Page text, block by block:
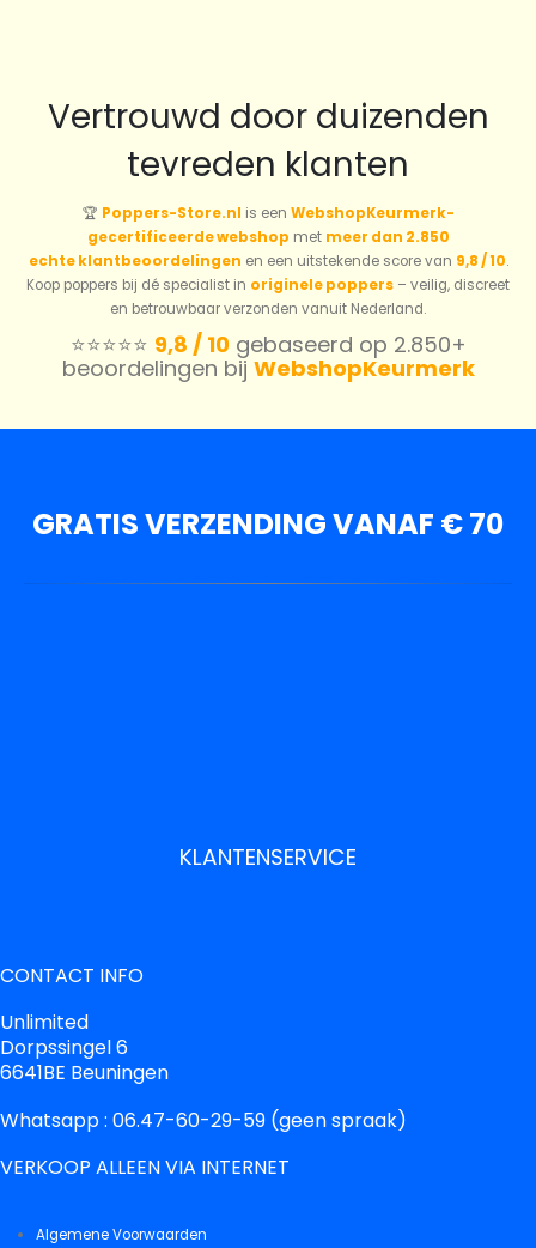
Vertrouwd door duizenden
tevreden klanten
🏆 Poppers-Store.nl is een WebshopKeurmerk-
gecertificeerde webshop met meer dan 2.850
echte klantbeoordelingen en een uitstekende score van 9,8 / 10.
Koop poppers bij dé specialist in originele poppers – veilig, discreet
en betrouwbaar verzonden vanuit Nederland.
⭐️⭐️⭐️⭐️⭐️ 9,8 / 10gebaseerd op 2.850+
beoordelingen bij WebshopKeurmerk
GRATIS VERZENDING VANAF € 70
KLANTENSERVICE
CONTACT INFO
Unlimited
Dorpssingel 6
6641BE Beuningen
Whatsapp : 06.47-60-29-59 (geen spraak)
VERKOOP ALLEEN VIA INTERNET
Algemene Voorwaarden